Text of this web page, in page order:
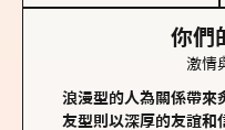
你們
激情
浪漫型的人為關係帶來
友型則以深厚的友誼和